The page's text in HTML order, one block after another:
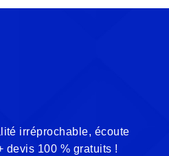
irréprochable, écoute
devis 100 % gratuits !